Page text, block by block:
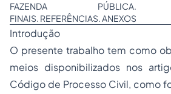
FAZENDA PÚBLICA.
FINAIS. REFERÊNCIAS. ANEXOS
Introdução
O presente trabalho tem como
meios disponibilizados nos
Código de Processo Civil, como